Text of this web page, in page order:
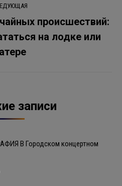
Следующая
запись:
происшествий:
на лодке или
записи
В Городском концертном